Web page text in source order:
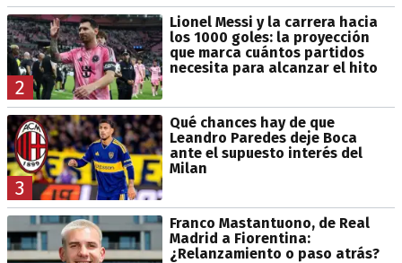
2
Lionel Messi y la carrera hacia
los 1000 goles: la proyección
que marca cuántos partidos
necesita para alcanzar el hito
3
Qué chances hay de que
Leandro Paredes deje Boca
ante el supuesto interés del
Milan
Franco Mastantuono, de Real
Madrid a Fiorentina:
¿Relanzamiento o paso atrás?